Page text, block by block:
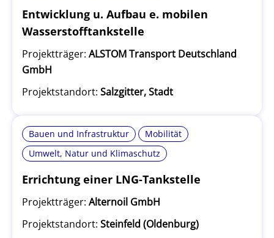
Entwicklung u. Aufbau e. mobilen
Wasserstofftankstelle
Projektträger: ALSTOM Transport Deutschland
GmbH
Projektstandort: Salzgitter, Stadt
Bauen und Infrastruktur
Mobilität
Umwelt, Natur und Klimaschutz
Errichtung einer LNG-Tankstelle
Projektträger: Alternoil GmbH
Projektstandort: Steinfeld (Oldenburg)